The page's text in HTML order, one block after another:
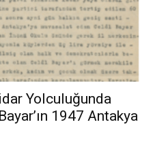
Yolculuğunda
1947 Antakya